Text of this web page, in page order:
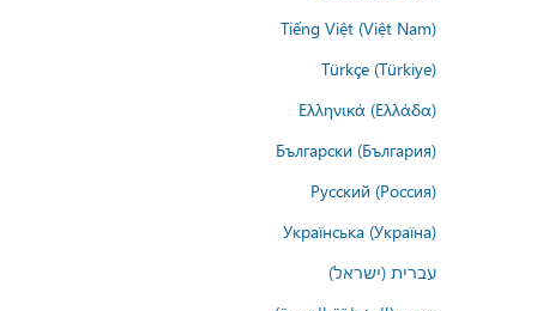
Tiếng Việt (Việt Nam)
Türkçe (Türkiye)
Ελληνικά (Ελλάδα)
Български (България)
Русский (Россия)
Українська (Україна)
עברית (ישראל)